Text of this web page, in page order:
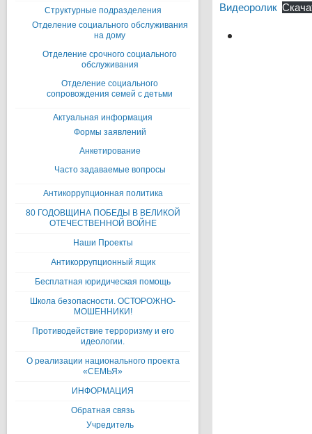
Структурные подразделения
Отделение социального обслуживания
на дому
Отделение срочного социального
обслуживания
Отделение социального
сопровождения семей с детьми
Актуальная информация
Формы заявлений
Анкетирование
Часто задаваемые вопросы
Антикоррупционная политика
80 ГОДОВЩИНА ПОБЕДЫ В ВЕЛИКОЙ
ОТЕЧЕСТВЕННОЙ ВОЙНЕ
Наши Проекты
Антикоррупционный ящик
Бесплатная юридическая помощь
Школа безопасности. ОСТОРОЖНО-
МОШЕННИКИ!
Противодействие терроризму и его
идеологии.
О реализации национального проекта
«СЕМЬЯ»
ИНФОРМАЦИЯ
Обратная связь
Учредитель
Видеоролик